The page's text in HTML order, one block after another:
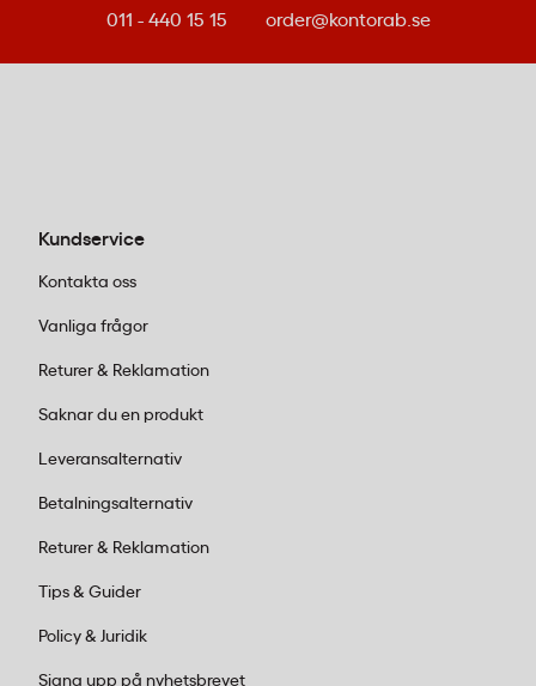
pappersåtervinningen?
Ja, Jiffy vadderade påsar storlek 0 är tillverkade helt
i papper och fibermaterial utan plast. De kan läggas
papper och bubbelpåsar i plast?
återvunna fibrer istället för plastbubblor. Det ger
jämförbart stötskydd samtidigt som förpackningen
011 - 440 15 15 order@kontorab.se
Kundservice
Kontakta oss
Vanliga frågor
Returer & Reklamation
Saknar du en produkt
Leveransalternativ
Betalningsalternativ
Returer & Reklamation
Tips & Guider
Policy & Juridik
Signa upp på nyhetsbrevet